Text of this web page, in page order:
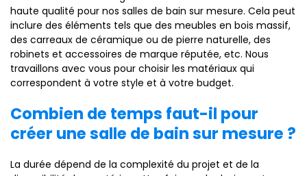
haute qualité pour nos salles de bain sur mesure. Cela peut
inclure des éléments tels que des meubles en bois massif,
des carreaux de céramique ou de pierre naturelle, des
robinets et accessoires de marque réputée, etc. Nous
travaillons avec vous pour choisir les matériaux qui
correspondent à votre style et à votre budget.
Combien de temps faut-il pour
créer une salle de bain sur mesure ?
La durée dépend de la complexité du projet et de la